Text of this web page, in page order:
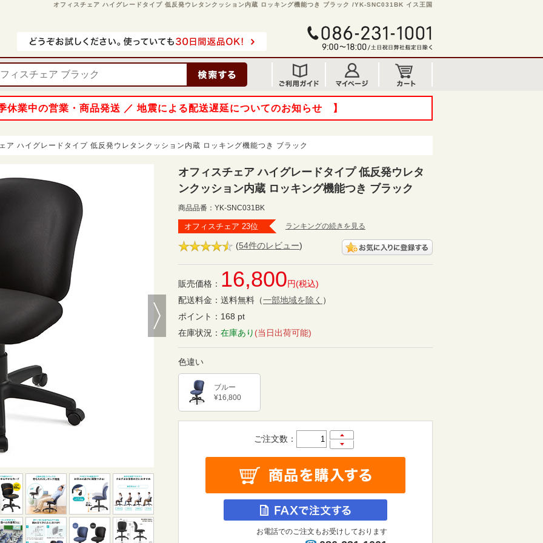
オフィスチェア ハイグレードタイプ 低反発ウレタンクッション内蔵 ロッキング機能つき ブラック /YK-SNC031BK イス王国
業中の営業・商品発送 ／ 地震による配送遅延についてのお知らせ 】
ア ハイグレードタイプ 低反発ウレタンクッション内蔵 ロッキング機能つき ブラック
Next
オフィスチェア ハイグレードタイプ 低反発ウレタ
ンクッション内蔵 ロッキング機能つき ブラック
商品品番： YK-SNC031BK
オフィスチェア 23位 ランキングの続きを見る
(54件のレビュー)
販売価格： 16,800円(税込)
配送料金： 送料無料 （一部地域を除く ）
ポイント： 168 pt
在庫状況： 在庫あり (当日出荷可能)
色違い
ブルー
¥16,800
ご注文数：
お電話でのご注文もお受けしております